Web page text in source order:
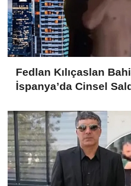
Fedlan Kılıçaslan
İspanya’da Cinsel